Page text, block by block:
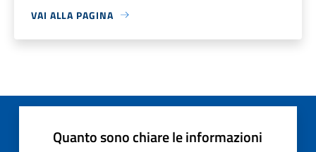
VAI ALLA PAGINA
Quanto sono chiare le informazioni